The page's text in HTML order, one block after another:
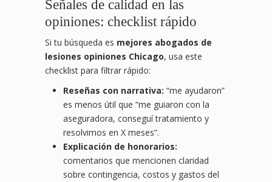
Señales de calidad en las
opiniones: checklist rápido
Si tu búsqueda es mejores abogados de
lesiones opiniones Chicago, usa este
checklist para filtrar rápido:
Reseñas con narrativa: “me ayudaron”
es menos útil que “me guiaron con la
aseguradora, conseguí tratamiento y
resolvimos en X meses”.
Explicación de honorarios:
comentarios que mencionen claridad
sobre contingencia, costos y gastos del